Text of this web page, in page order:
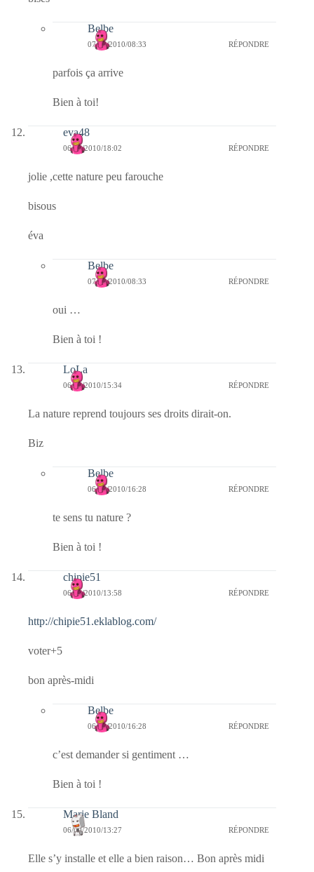
Belbe
07/09/2010/08:33 RÉPONDRE
parfois ça arrive
Bien à toi!
eva48
06/09/2010/18:02 RÉPONDRE
jolie ,cette nature peu farouche
bisous
éva
Belbe
07/09/2010/08:33 RÉPONDRE
oui …
Bien à toi !
LoLa
06/09/2010/15:34 RÉPONDRE
La nature reprend toujours ses droits dirait-on.
Biz
Belbe
06/09/2010/16:28 RÉPONDRE
te sens tu nature ?
Bien à toi !
chipie51
06/09/2010/13:58 RÉPONDRE
http://chipie51.eklablog.com/
voter+5
bon après-midi
Belbe
06/09/2010/16:28 RÉPONDRE
c’est demander si gentiment …
Bien à toi !
Marie Bland
06/09/2010/13:27 RÉPONDRE
Elle s’y installe et elle a bien raison… Bon après midi